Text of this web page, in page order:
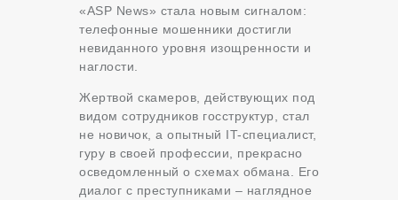
«ASP News» стала новым сигналом:
телефонные мошенники достигли
невиданного уровня изощренности и
наглости.
Жертвой скамеров, действующих под
видом сотрудников госструктур, стал
не новичок, а опытный IT-специалист,
гуру в своей профессии, прекрасно
осведомленный о схемах обмана. Его
диалог с преступниками – наглядное